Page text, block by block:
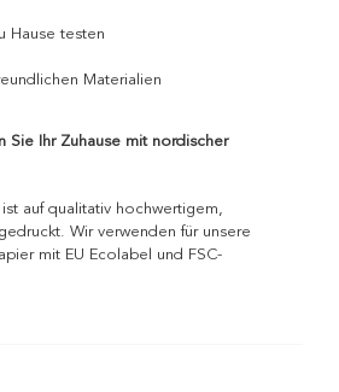
Hause testen
Materialien
Sie Ihr Zuhause mit nordischer
auf qualitativ hochwertigem,
Wir verwenden für unsere
mit EU Ecolabel und FSC-